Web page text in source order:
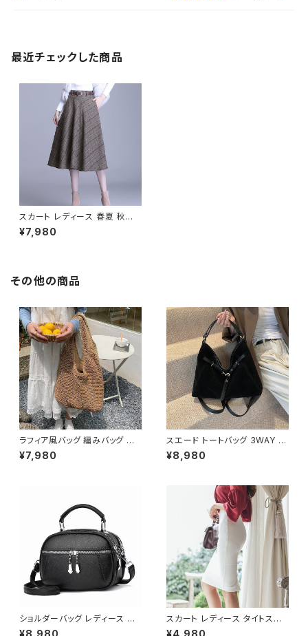
最近チェックした商品
スカート レディース 春夏 秋冬
春 夏 秋 冬 黒 Aラインスカート
フレアスカート ミディアム丈 チ
ィスカジュアル 上品 ポケット ミ
ディアム ひざ下 ひざ丈 ブラック
人 10代 20代 30代 40代 C-S
AW0023
¥7,980
その他の商品
ラフィア風バッグ 編みバッグ か
ごバッグ レディース 肩掛け 大
容量 ナチュラル素材 韓国ファッ
¥7,980
スエード トートバッグ 3WAY シ
ョルダーバッグ レディース バッ
グ 斜めがけ 軽量 A4収納 大容
おしゃれ 通勤通学 黒 茶色 ダー
クブラウン K-B0204
¥8,980
ショルダーバッグ レディース 斜
めがけ 小さめ 2way バッグ 合
¥8,980
スカート レディース タイトスカ
ート ミディアム ペンシルスカー
¥4,980